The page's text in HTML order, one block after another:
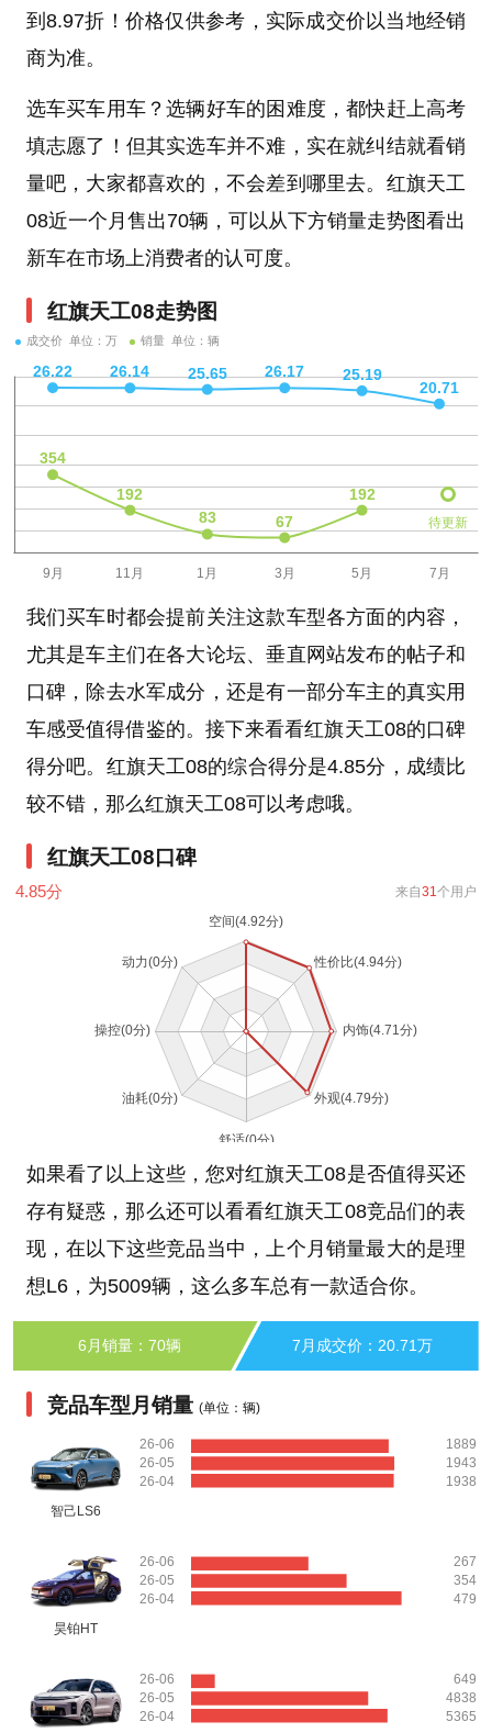
到8.97折！价格仅供参考，实际成交价以当地经销
商为准。
选车买车用车？选辆好车的困难度，都快赶上高考
填志愿了！但其实选车并不难，实在就纠结就看销
量吧，大家都喜欢的，不会差到哪里去。红旗天工
08近一个月售出70辆，可以从下方销量走势图看出
新车在市场上消费者的认可度。
红旗天工08走势图
成交价 单位：万 销量 单位：辆
待更新
我们买车时都会提前关注这款车型各方面的内容，
尤其是车主们在各大论坛、垂直网站发布的帖子和
口碑，除去水军成分，还是有一部分车主的真实用
车感受值得借鉴的。接下来看看红旗天工08的口碑
得分吧。红旗天工08的综合得分是4.85分，成绩比
较不错，那么红旗天工08可以考虑哦。
红旗天工08口碑
4.85分 来自31个用户
如果看了以上这些，您对红旗天工08是否值得买还
存有疑惑，那么还可以看看红旗天工08竞品们的表
现，在以下这些竞品当中，上个月销量最大的是理
想L6，为5009辆，这么多车总有一款适合你。
6月销量：70辆 7月成交价：20.71万
竞品车型月销量 (单位：辆)
智己LS6
26-06
26-05
26-04
1889
1943
1938
昊铂HT
26-06
26-05
26-04
267
354
479
26-06
26-05
26-04
649
4838
5365